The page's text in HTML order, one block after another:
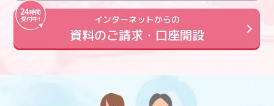
インターネットからの
資料のご請求・口座開設